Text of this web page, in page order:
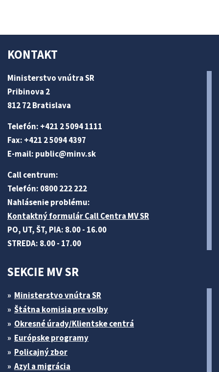
KONTAKT
Ministerstvo vnútra SR
Pribinova 2
812 72 Bratislava
Telefón: +421 2 5094 1111
Fax: +421 2 5094 4397
E-mail: public@minv.sk
Call centrum:
Telefón: 0800 222 222
Nahlásenie problému:
Kontaktný formulár Call Centra MV SR
PO, UT, ŠT, PIA: 8.00 - 16.00
STREDA: 8.00 - 17.00
SEKCIE MV SR
Ministerstvo vnútra SR
Štátna komisia pre volby
Okresné úrady/Klientske centrá
Európske programy
Policajný zbor
Azyl a migrácia